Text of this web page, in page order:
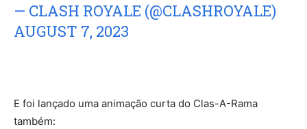
— CLASH ROYALE (@CLASHROYALE)
AUGUST 7, 2023
E foi lançado uma animação curta do Clas-A-Rama
também: